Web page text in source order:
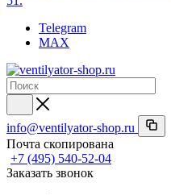
Telegram
MAX
info@ventilyator-shop.ru
Почта скопирована
+7 (495) 540-52-04
Заказать звонок